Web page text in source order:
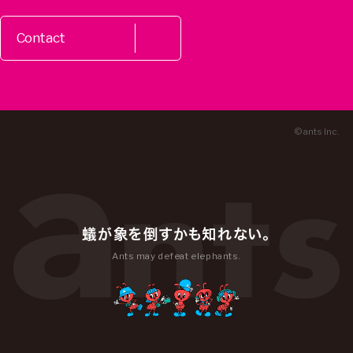
Contact
蟻が象を倒すかも知れない。
Ants may defeat elephants.
© ants Inc.